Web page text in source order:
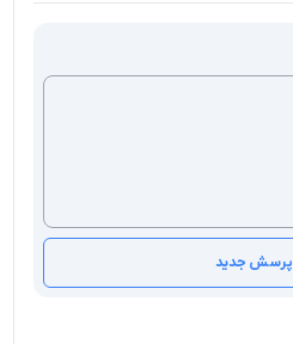
جدید